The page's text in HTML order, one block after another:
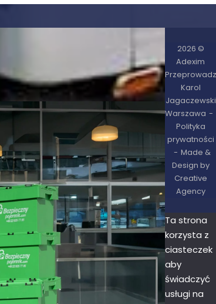
2026 ©
Adexim
Karol
Jagaczewski
Warszawa
Polityka
prywatności
Made &
Design by
Creative
Agency
Ta strona
korzysta z
ciasteczek
aby
świadczyć
usługi na